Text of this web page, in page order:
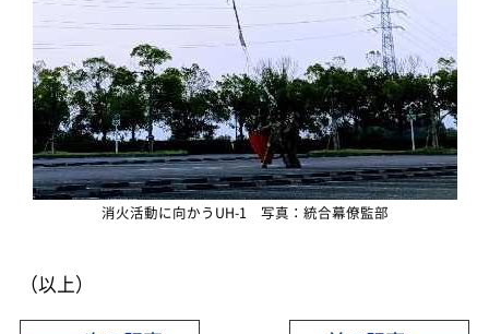
消火活動に向かうUH-1 写真：統合幕僚監部
（以上）